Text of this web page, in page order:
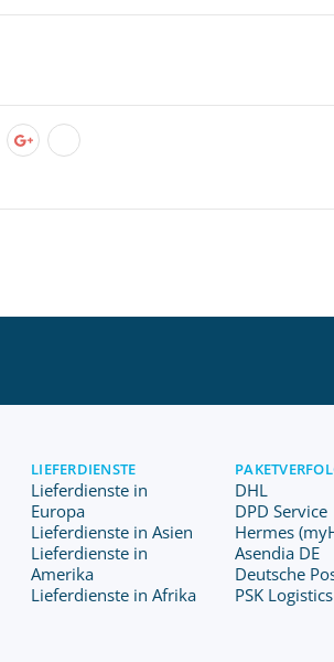
LIEFERDIENSTE
Lieferdienste in
Europa
Lieferdienste in Asien
Lieferdienste in
Amerika
Lieferdienste in Afrika
DHL
DPD Service
Hermes
Asendia DE
Deutsche
PSK Logistics